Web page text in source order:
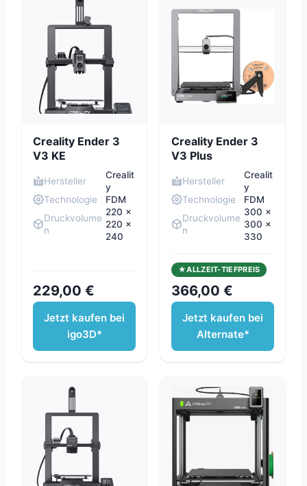
Creality Ender 3
V3 KE
Hersteller
Crealit
y
Technologie
FDM
Druckvolume
n
220 x
220 x
240
229,00 €
Jetzt kaufen bei
igo3D*
Creality Ender 3
V3 Plus
Hersteller
Crealit
y
Technologie
FDM
Druckvolume
n
300 x
300 x
330
ALLZEIT-TIEFPREIS
366,00 €
Jetzt kaufen bei
Alternate*